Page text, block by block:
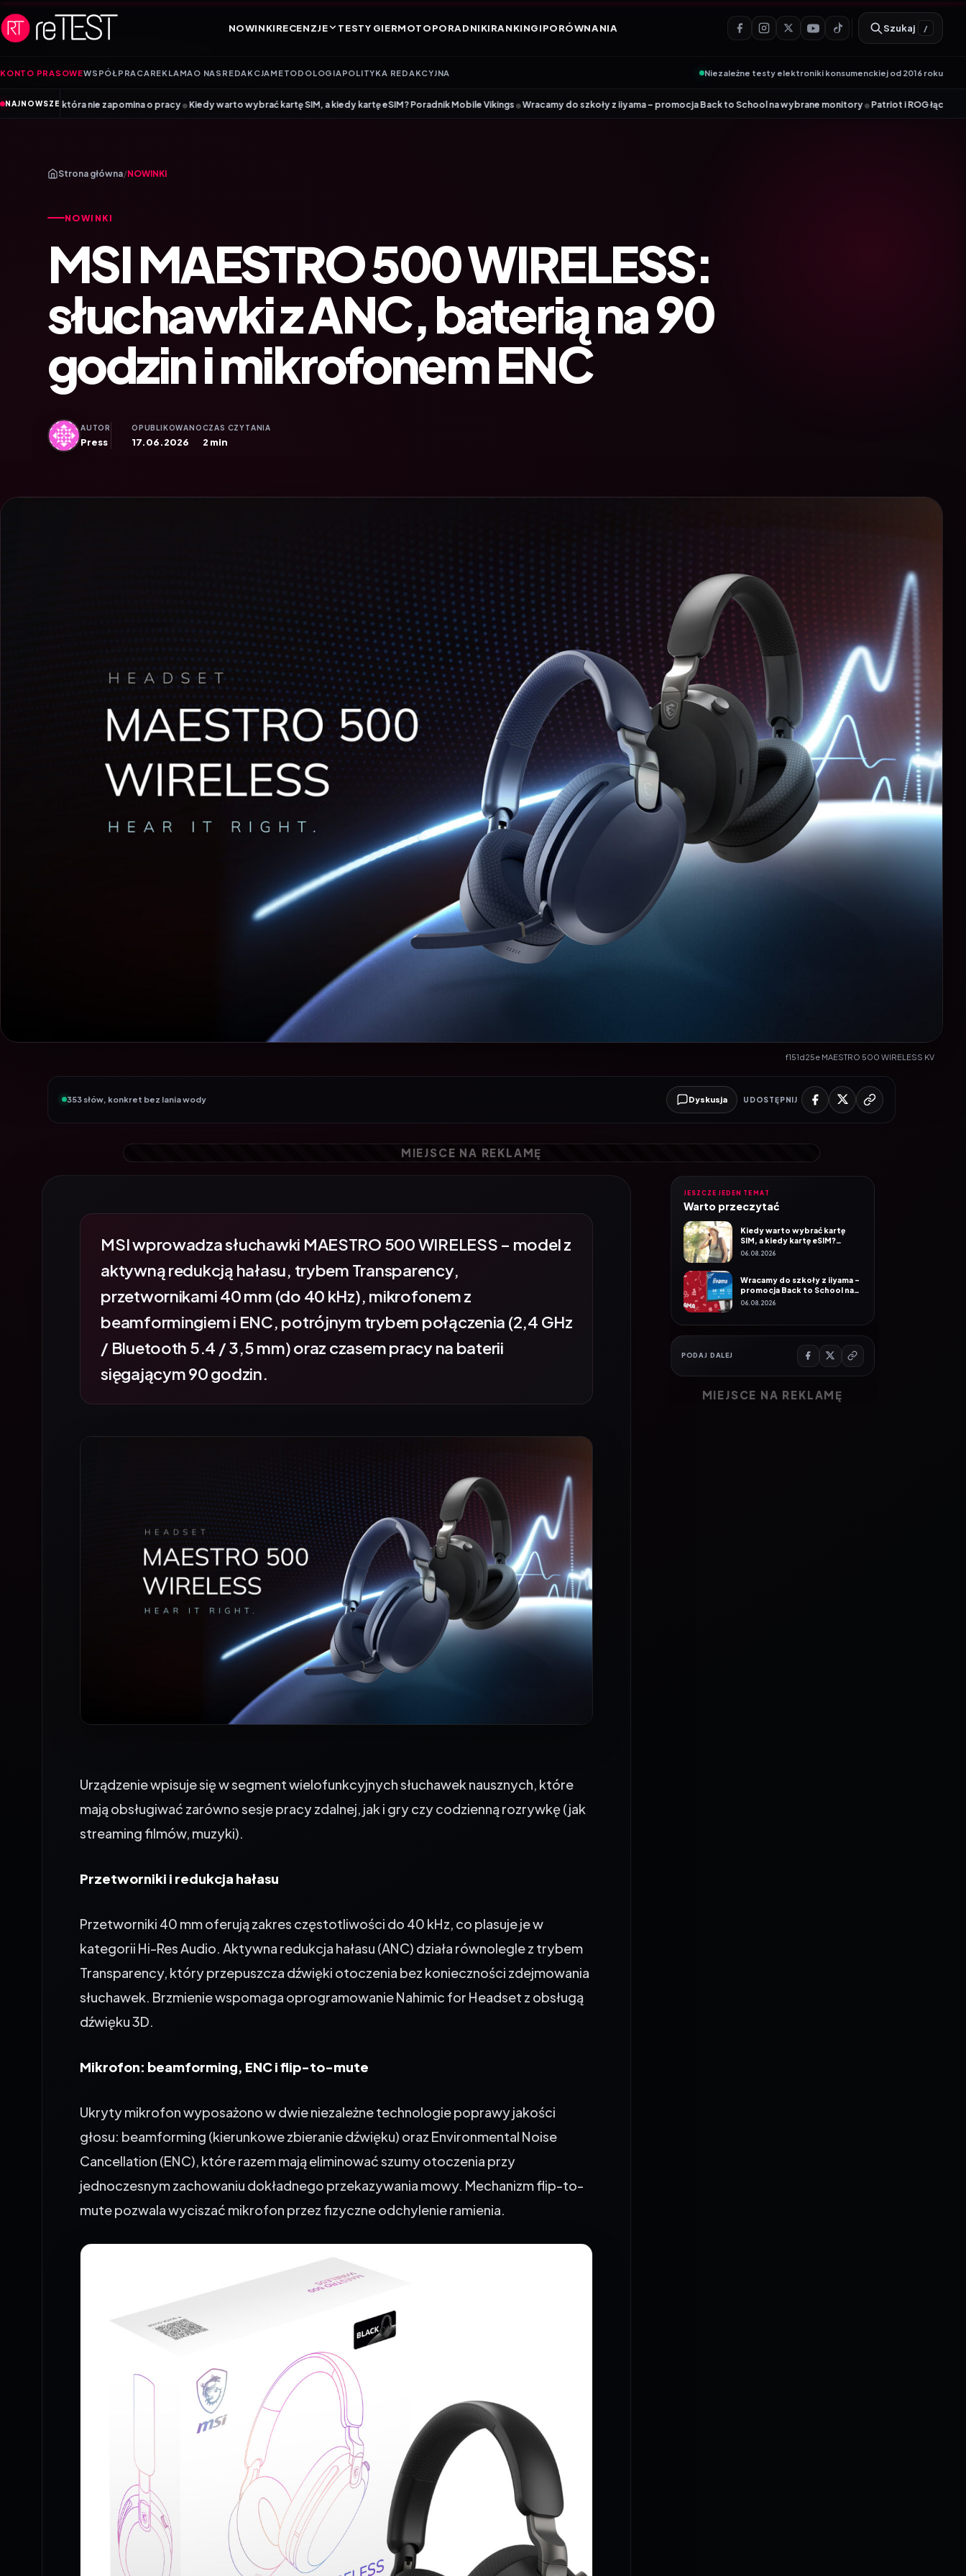
NOWINKIRECENZJE TESTY GIERMOTOPORADNIKIRANKINGIPORÓWNANIA Szukaj /
KONTO PRASOWEWSPÓŁPRACA REKLAMA O NAS REDAKCJA METODOLOGIA POLITYKA REDAKCYJNA Niezależne testy elektroniki konsumenckiej od 2016 roku
NAJNOWSZE
zapomina o pracy•Kiedy warto wybrać kartę SIM, a kiedy kartę eSIM? Poradnik Mobile Vikings•Wracamy do szkoły z iiyama – promocja Back to School na wybrane monitory•Patriot i ROG łączą siły. Viper Steel 5
Strona główna/NOWINKI
NOWINKI
MSI MAESTRO 500 WIRELESS:
słuchawki z ANC, baterią na 90
godzin i mikrofonem ENC
AUTOR
Press
OPUBLIKOWANO
17.06.2026
CZAS CZYTANIA
2 min
f151d25e MAESTRO 500 WIRELESS KV
353 słów, konkret bez lania wody Dyskusja UDOSTĘPNIJ
aktywną redukcją hałasu, trybem Transparency,
przetwornikami 40 mm (do 40 kHz), mikrofonem z
beamformingiem i ENC, potrójnym trybem połączenia (2,4 GHz
/ Bluetooth 5.4 / 3,5 mm) oraz czasem pracy na baterii
sięgającym 90 godzin.
mają obsługiwać zarówno sesje pracy zdalnej, jak i gry czy codzienną rozrywkę (jak
streaming filmów, muzyki).
kategorii Hi-Res Audio. Aktywna redukcja hałasu (ANC) działa równolegle z trybem
Transparency, który przepuszcza dźwięki otoczenia bez konieczności zdejmowania
słuchawek. Brzmienie wspomaga oprogramowanie Nahimic for Headset z obsługą
dźwięku 3D.
głosu: beamforming (kierunkowe zbieranie dźwięku) oraz Environmental Noise
Cancellation (ENC), które razem mają eliminować szumy otoczenia przy
jednoczesnym zachowaniu dokładnego przekazywania mowy. Mechanizm flip-to-
mute pozwala wyciszać mikrofon przez fizyczne odchylenie ramienia.
Warto przeczytać
Kiedy warto wybrać kartę
Poradnik Mobile Vikings
06.08.2026
wybrane monitory
06.08.2026
PODAJ DALEJ